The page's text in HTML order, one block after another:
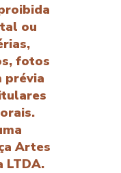
ou
fotos
prévia
Artes
LTDA.